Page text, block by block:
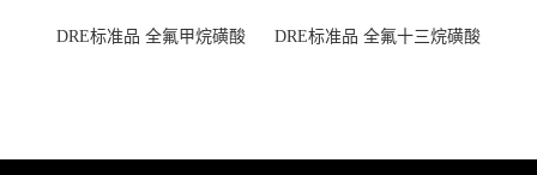
DRE标准品 全氟甲烷磺酸
DRE标准品 全氟十三烷磺酸